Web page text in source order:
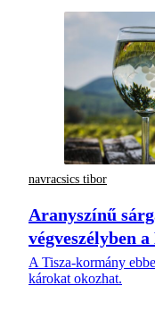
navracsics tibor
Aranyszínű
végveszélyben
A Tisza-kormány
károkat okozhat.